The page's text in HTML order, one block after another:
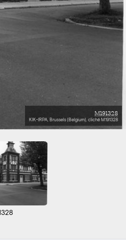
M191328
KIK-IRPA, Brussels (Belgium), cliché M191328